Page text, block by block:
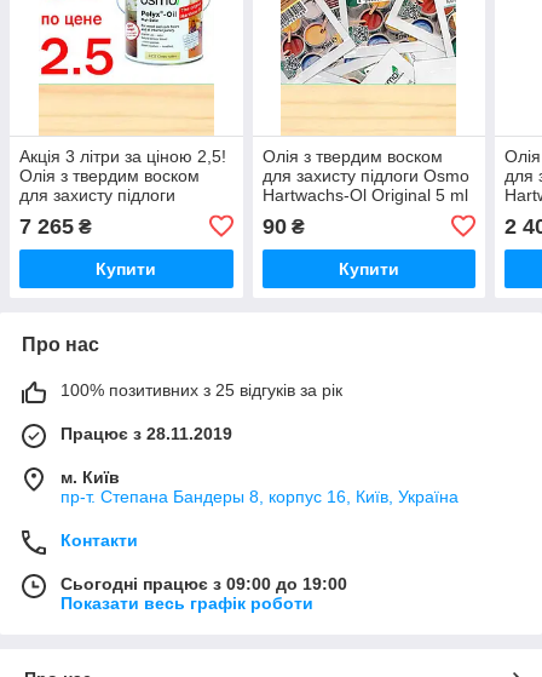
Акція 3 літри за ціною 2,5!
Олія з твердим воском
для захисту підлоги
Hartwachs-Ol Original 3 L
Шовковисто-матова
7 265 ₴
Купити
Олія з твердим воском
для захисту підлоги Osmo
Hartwachs-Ol Original 5 ml
303269
90₴
Купити
для
2
Про нас
100% позитивних з 25 відгуків за рік
Працює з 28.11.2019
м. Київ
пр-т. Степана Бандеры 8, корпус 16, Київ, Україна
Контакти
Сьогодні працює з 09:00 до 19:00
Показати весь графік роботи